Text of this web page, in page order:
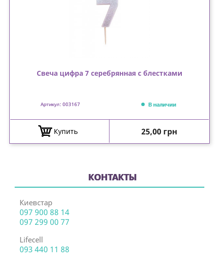
Свеча цифра 7 серебрянная с блестками
Артикул: 003167 В наличии
Купить Цена
25,00 грн
КОНТАКТЫ
Киевстар
097 900 88 14
097 299 00 77
Lifecell
093 440 11 88